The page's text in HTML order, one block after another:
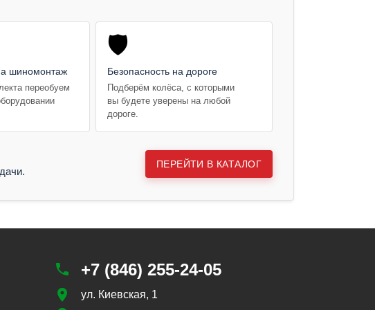
шиномонтаж
переобуем
🛡️
Безопасность на дороге
Подберём колёса, с которыми
вы будете уверены на любой
дороге.
ПЕРЕЙТИ В КАТАЛОГ
+7 (846) 255-24-05
ул. Киевская, 1